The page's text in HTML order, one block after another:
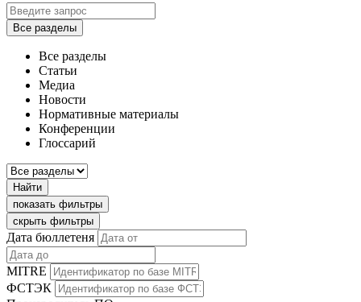
Все разделы
Все разделы
Статьи
Медиа
Новости
Нормативные материалы
Конференции
Глоссарий
Найти
показать фильтры
скрыть фильтры
Дата бюллетеня
MITRE
ФСТЭК